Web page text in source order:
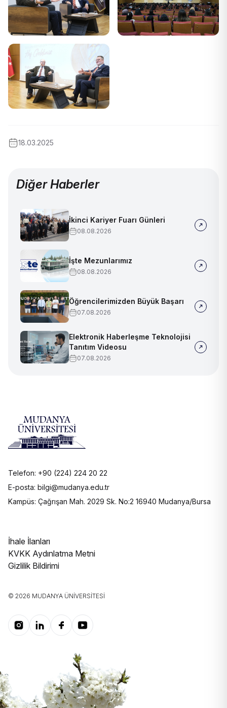
18.03.2025
Diğer Haberler
İkinci Kariyer Fuarı Günleri
08.08.2026
İşte Mezunlarımız
08.08.2026
Öğrencilerimizden Büyük Başarı
07.08.2026
Elektronik Haberleşme Teknolojisi
Tanıtım Videosu
07.08.2026
Telefon: +90 (224) 224 20 22
E-posta: bilgi@mudanya.edu.tr
Kampüs: Çağrışan Mah. 2029 Sk. No:2 16940 Mudanya/Bursa
İhale İlanları
KVKK Aydınlatma Metni
Gizlilik Bildirimi
© 2026 MUDANYA ÜNIVERSITESI